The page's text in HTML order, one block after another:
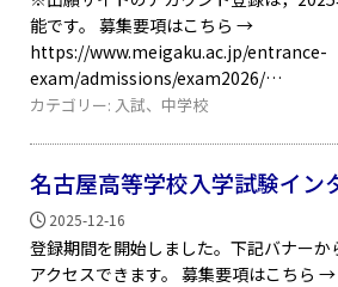
能です。 募集要項はこちら →
https://www.meigaku.ac.jp/entrance-
exam/admissions/exam2026/
カテゴリー: 入試、 中学校
名古屋高等学校入学試験イン
2025-12-16
登録期間を開始しました。下記バナー
アクセスできます。 募集要項はこちら →